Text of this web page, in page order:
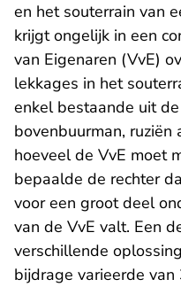
en het souterrain van
krijgt ongelijk in een
van Eigenaren (VvE)
lekkages in het
enkel bestaande uit
bovenbuurman,
hoeveel de VvE moet
bepaalde de rechter
voor een groot deel
van de VvE valt. Een
verschillende
bijdrage varieerde